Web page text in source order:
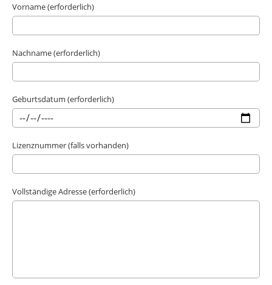
Vorname (erforderlich)
Nachname (erforderlich)
Geburtsdatum (erforderlich)
Lizenznummer (falls vorhanden)
Vollständige Adresse (erforderlich)